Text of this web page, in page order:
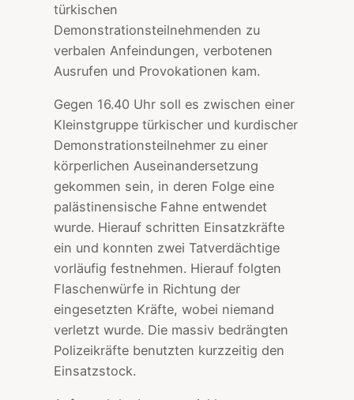
türkischen
Demonstrationsteilnehmenden zu
verbalen Anfeindungen, verbotenen
Ausrufen und Provokationen kam.
Gegen 16.40 Uhr soll es zwischen einer
Kleinstgruppe türkischer und kurdischer
Demonstrationsteilnehmer zu einer
körperlichen Auseinandersetzung
gekommen sein, in deren Folge eine
palästinensische Fahne entwendet
wurde. Hierauf schritten Einsatzkräfte
ein und konnten zwei Tatverdächtige
vorläufig festnehmen. Hierauf folgten
Flaschenwürfe in Richtung der
eingesetzten Kräfte, wobei niemand
verletzt wurde. Die massiv bedrängten
Polizeikräfte benutzten kurzzeitig den
Einsatzstock.